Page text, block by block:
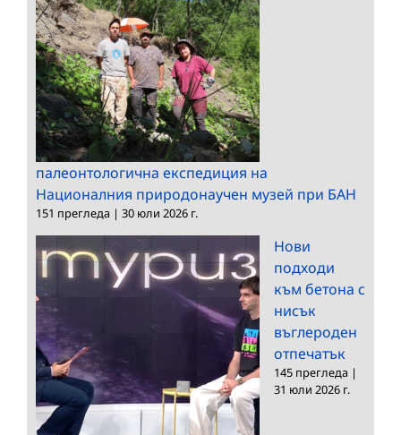
палеонтологична експедиция на
Националния природонаучен музей при БАН
151 прегледа | 30 юли 2026 г.
Нови
подходи
към бетона с
нисък
въглероден
отпечатък
145 прегледа |
31 юли 2026 г.